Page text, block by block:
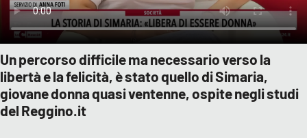
Un percorso difficile ma necessario verso la
libertà e la felicità, è stato quello di Simaria,
giovane donna quasi ventenne, ospite negli studi
del Reggino.it